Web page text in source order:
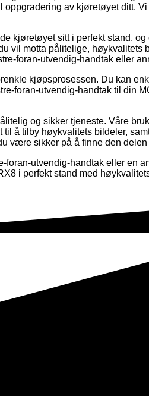
av kjøretøyet ditt.
kjøretøyet sitt i perfekt stand,
vil motta pålitelige,
foran-utvendig-handtak eller
kjøpsprosessen. Du kan
foran-utvendig-handtak til din
og sikker tjeneste. Våre
å tilby høykvalitets bildeler,
være sikker på å finne den
foran-utvendig-handtak eller en
i perfekt stand med